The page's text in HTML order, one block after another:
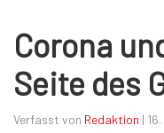
Corona
Seite des
Verfasst von Redaktion |